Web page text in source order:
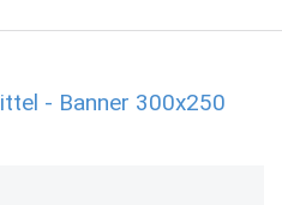
- Banner 300x250